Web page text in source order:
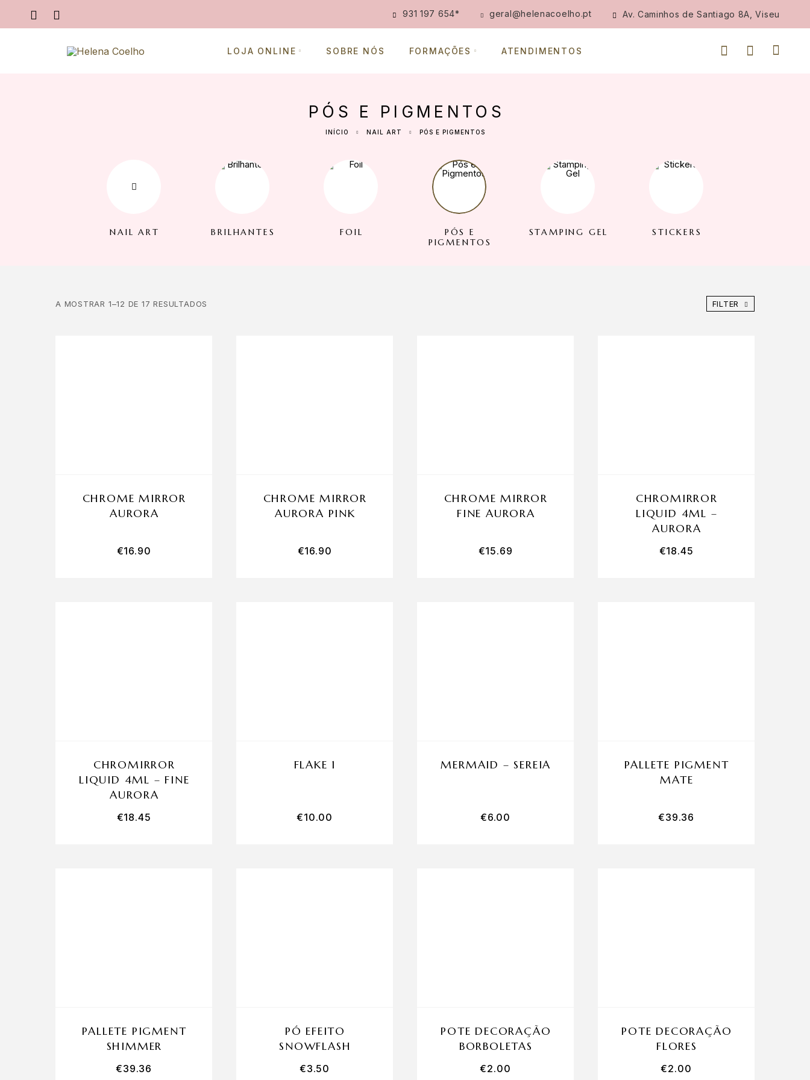
931 197 654* geral@helenacoelho.pt Av. Caminhos de Santiago 8A, Viseu
LOJA ONLINE SOBRE NÓS FORMAÇÕES ATENDIMENTOS
PÓS E PIGMENTOS
INÍCIO NAIL ART PÓS E PIGMENTOS
NAIL ART BRILHANTES FOIL
PÓS E
PIGMENTOS
STAMPING GEL STICKERS
A MOSTRAR 1–12 DE 17 RESULTADOS FILTER
CHROME MIRROR
AURORA
€16.90
CHROME MIRROR
AURORA PINK
€16.90
CHROME MIRROR
FINE AURORA
€15.69
CHROMIRROR
LIQUID 4ML –
AURORA
€18.45
CHROMIRROR
LIQUID 4ML – FINE
AURORA
€18.45
FLAKE 1
€10.00
MERMAID – SEREIA
€6.00
PALLETE PIGMENT
MATE
€39.36
PALLETE PIGMENT
SHIMMER
€39.36
PÓ EFEITO
SNOWFLASH
€3.50
POTE DECORAÇÃO
BORBOLETAS
€2.00
POTE DECORAÇÃO
FLORES
€2.00